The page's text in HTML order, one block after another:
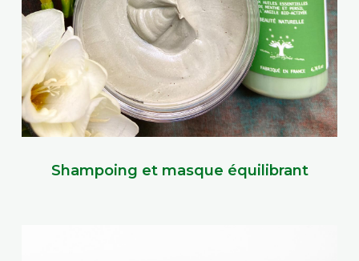
Shampoing et masque équilibrant